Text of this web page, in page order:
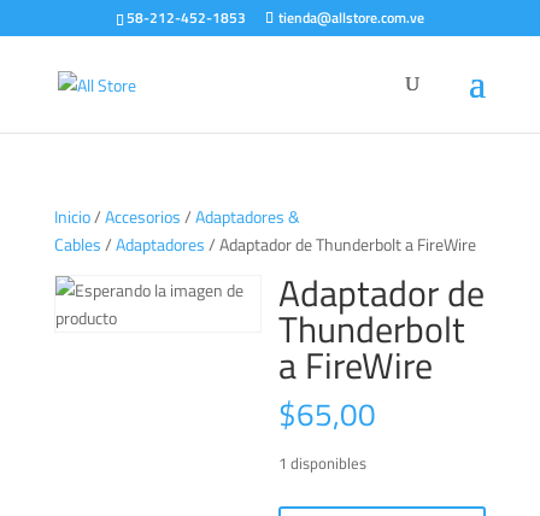
58-212-452-1853 tienda@allstore.com.ve
Inicio/Accesorios/Adaptadores &
Cables/Adaptadores/ Adaptador de Thunderbolt a FireWire
Adaptador de
Thunderbolt
a FireWire
$65,00
1 disponibles